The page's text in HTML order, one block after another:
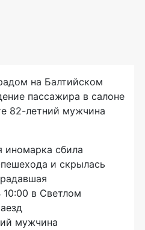
на Балтийском
пассажира в салоне
82-летний мужчина
иномарка сбила
и скрылась
10:00 в Светлом
мужчина